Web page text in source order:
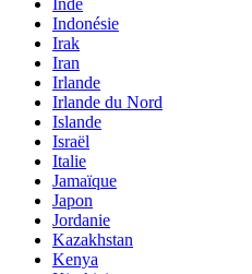
Indonésie
Irak
Iran
Irlande
Irlande du Nord
Islande
Israël
Italie
Jamaïque
Japon
Jordanie
Kazakhstan
Kenya